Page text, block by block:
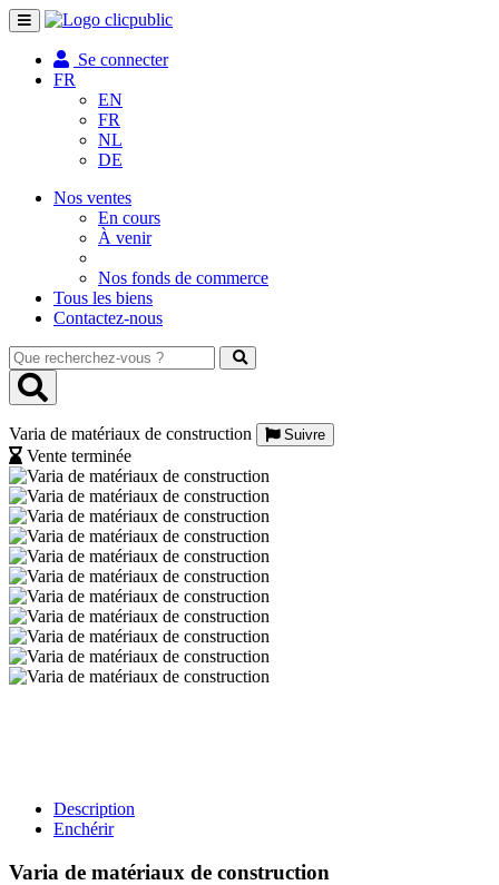
Toggle
navigation
Se connecter
FR
EN
FR
NL
DE
Nos ventes
En cours
À venir
Nos fonds de commerce
Tous les biens
Contactez-nous
Que
recherchez-
vous
Varia de matériaux de construction
Suivre
Vente terminée
Description
Enchérir
Varia de matériaux de construction